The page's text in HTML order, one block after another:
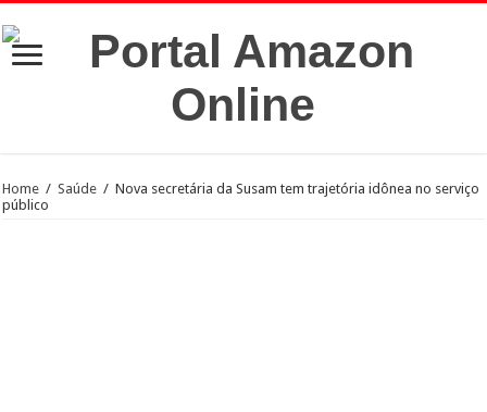
Home / Saúde / Nova secretária da Susam tem trajetória idônea no serviço
público